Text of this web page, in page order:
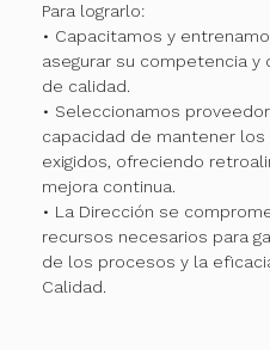
Para lograrlo:
• Capacitamos y
asegurar su competencia
de calidad.
• Seleccionamos
capacidad de mantener
exigidos, ofreciendo
mejora continua.
• La Dirección se
recursos necesarios para
de los procesos y la
Calidad.